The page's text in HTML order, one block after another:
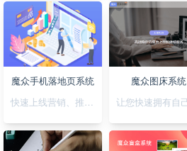
魔众手机落地页系统
快速上线营销、推广落地页，可视化拖拽创，支持手机H5/微信小程序/抖音小程序
魔众图床系统